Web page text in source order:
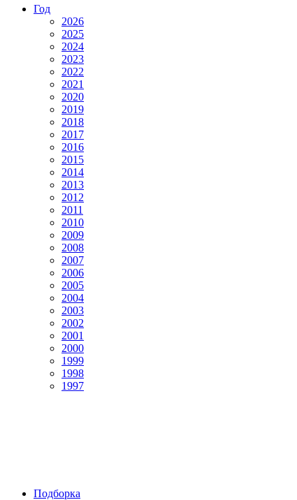
Год
2026
2025
2024
2023
2022
2021
2020
2019
2018
2017
2016
2015
2014
2013
2012
2011
2010
2009
2008
2007
2006
2005
2004
2003
2002
2001
2000
1999
1998
1997
Подборка